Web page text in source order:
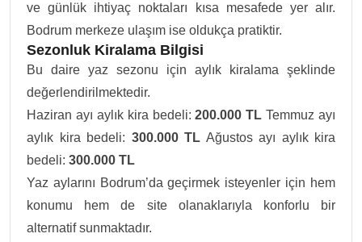
ve günlük ihtiyaç noktaları kısa mesafede yer alır.
Bodrum merkeze ulaşım ise oldukça pratiktir.
Sezonluk Kiralama Bilgisi
Bu daire yaz sezonu için aylık kiralama şeklinde
değerlendirilmektedir.
Haziran ayı aylık kira bedeli:200.000 TL Temmuz ayı
aylık kira bedeli: 300.000 TL Ağustos ayı aylık kira
bedeli: 300.000 TL
Yaz aylarını Bodrum’da geçirmek isteyenler için hem
konumu hem de site olanaklarıyla konforlu bir
alternatif sunmaktadır.